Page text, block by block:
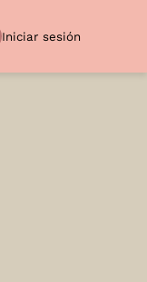
Iniciar sesión